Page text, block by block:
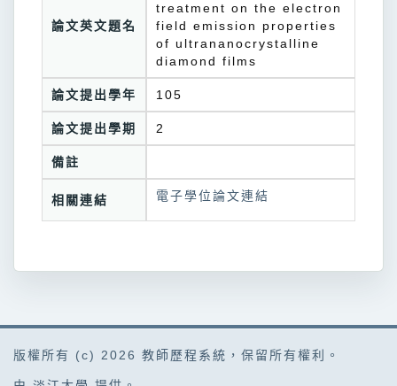
論文英文題名
treatment on the electron
field emission properties
of ultrananocrystalline
diamond films
論文提出學年 105
論文提出學期 2
備註
相關連結 電子學位論文連結
版權所有 (c) 2026 教師歷程系統 ，保留所有權利。